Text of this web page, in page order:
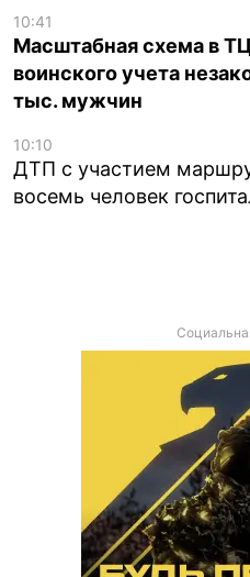
10:41
Масштабная схема в
воинского учета
тыс. мужчин
10:10
ДТП с участием
восемь человек